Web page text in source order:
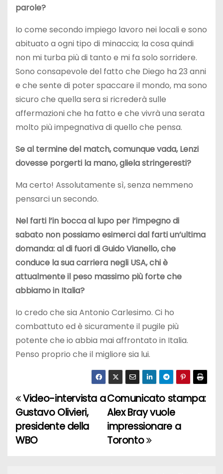
parole?
Io come secondo impiego lavoro nei locali e sono
abituato a ogni tipo di minaccia; la cosa quindi
non mi turba più di tanto e mi fa solo sorridere.
Sono consapevole del fatto che Diego ha 23 anni
e che sente di poter spaccare il mondo, ma sono
sicuro che quella sera si ricrederà sulle
affermazioni che ha fatto e che vivrà una serata
molto più impegnativa di quello che pensa.
Se al termine del match, comunque vada, Lenzi
dovesse porgerti la mano, gliela stringeresti?
Ma certo! Assolutamente sì, senza nemmeno
pensarci un secondo.
Nel farti l’in bocca al lupo per l’impegno di
sabato non possiamo esimerci dal farti un’ultima
domanda: al di fuori di Guido Vianello, che
conduce la sua carriera negli USA, chi è
attualmente il peso massimo più forte che
abbiamo in Italia?
Io credo che sia Antonio Carlesimo. Ci ho
combattuto ed è sicuramente il pugile più
potente che io abbia mai affrontato in Italia.
Penso proprio che il migliore sia lui.
N
a
v
Comunicato stampa:
Alex Bray vuole
impressionare a
Toronto
Video-intervista a
Gustavo Olivieri,
presidente della
WBO